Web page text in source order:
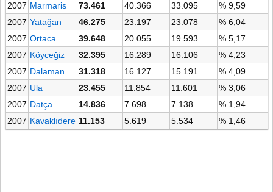
2007 Marmaris 73.461 40.366 33.095
% 9,59
2007 Yatağan 46.275 23.197 23.078
% 6,04
2007 Ortaca 39.648 20.055 19.593
% 5,17
2007 Köyceğiz 32.395 16.289 16.106
% 4,23
2007 Dalaman 31.318 16.127 15.191
% 4,09
2007 Ula 23.455 11.854 11.601
% 3,06
2007 Datça 14.836 7.698 7.138
% 1,94
2007 Kavaklıdere 11.153 5.619 5.534 % 1,46